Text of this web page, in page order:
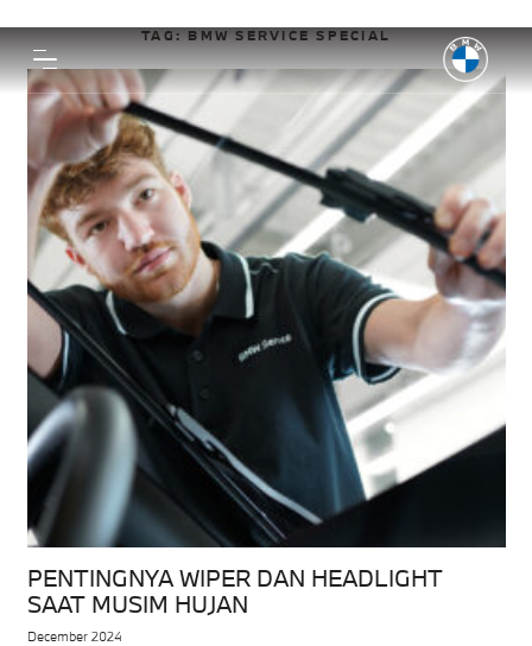
TAG:BMW SERVICE SPECIAL
PENTINGNYA WIPER DAN HEADLIGHT
SAAT MUSIM HUJAN
December 2024